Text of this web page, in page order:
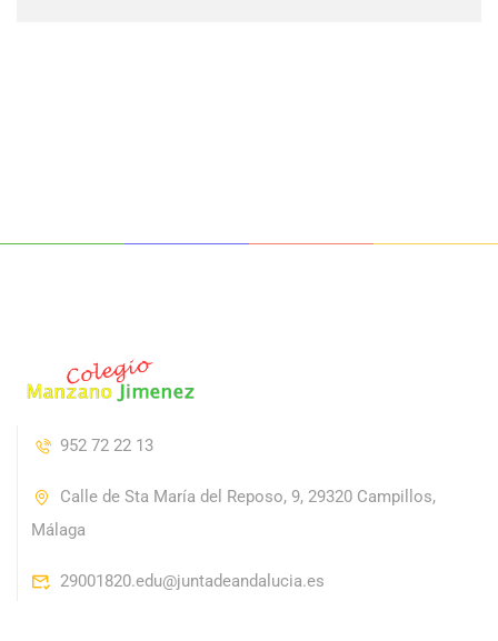
952 72 22 13
Calle de Sta María del Reposo, 9, 29320 Campillos,
Málaga
29001820.edu@juntadeandalucia.es